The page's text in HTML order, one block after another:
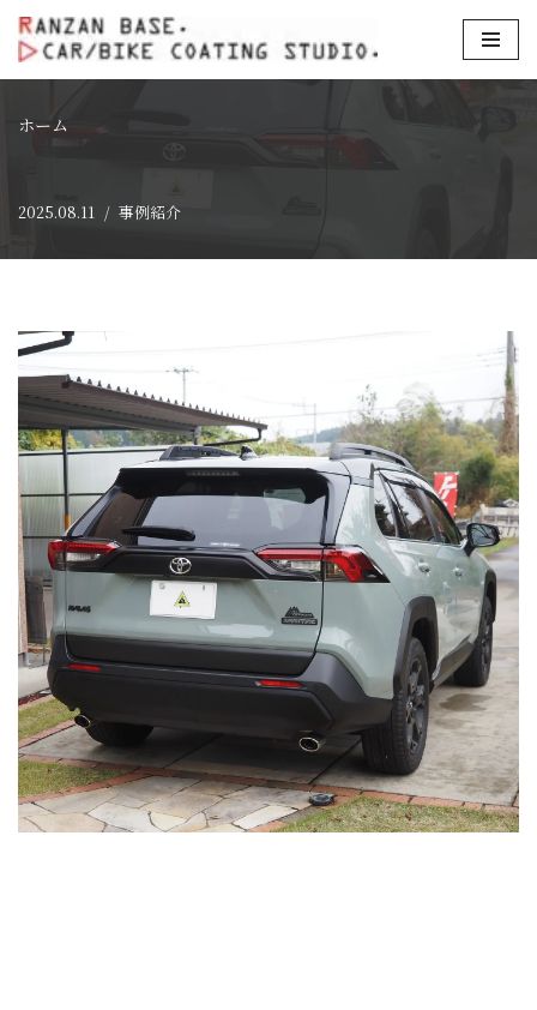
コ
テ
へ
プ
ホーム
2025.08.11 事例紹介